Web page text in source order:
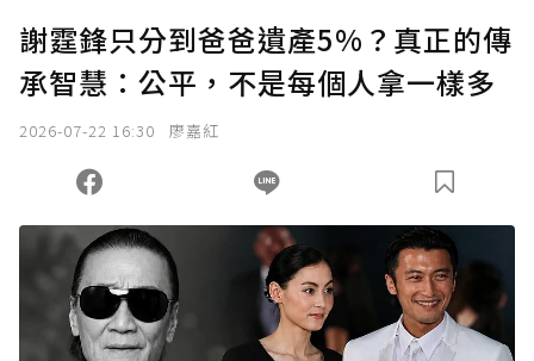
謝霆鋒只分到爸爸遺產5%？真正的傳
承智慧：公平，不是每個人拿一樣多
2026-07-22 16:30 廖嘉紅